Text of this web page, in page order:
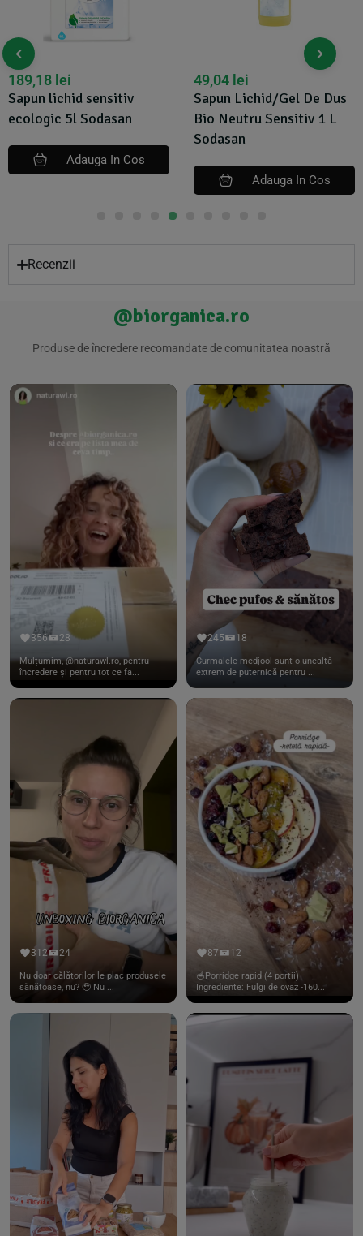
Sapun lichid sensitiv
ecologic 5l Sodasan
189,18 lei
Adauga In Cos
Sapun Lichid/Gel De Dus
Bio Neutru Sensitiv 1 L
Sodasan
49,04 lei
Adauga In Cos
Recenzii
@biorganica.ro
Produse de încredere recomandate de comunitatea noastră
356 28
Mulțumim, @naturawl.ro, pentru
încredere și pentru tot ce fa...
245 18
Curmalele medjool sunt o unealtă
extrem de puternică pentru ...
312 24
Nu doar călătorilor le plac produsele
sănătoase, nu? 🥹 Nu ...
87 12
🥣Porridge rapid (4 portii)
Ingrediente: Fulgi de ovaz -160...